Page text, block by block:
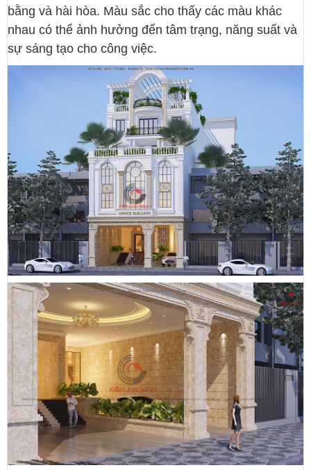
bằng và hài hòa. Màu sắc cho thấy các màu khác
nhau có thể ảnh hưởng đến tâm trạng, năng suất và
sự sáng tạo cho công việc.